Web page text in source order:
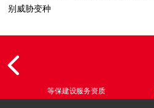
别威胁变种
等保建设服务资质